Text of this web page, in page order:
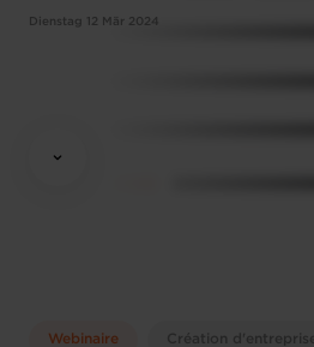
Dienstag 12 Mär 2024
Webinaire Création d'entreprise